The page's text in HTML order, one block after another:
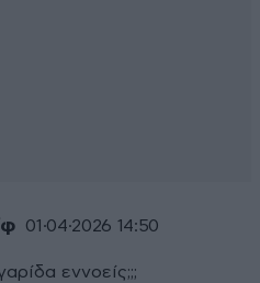
01·04·2026 14:50
εννοείς;;;